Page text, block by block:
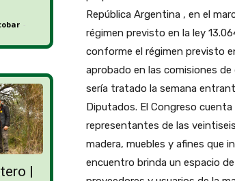
-
|
República Argentina , en el
régimen previsto en la ley
conforme el régimen previsto
aprobado en las comisiones
sería tratado la semana
Diputados. El Congreso
representantes de las
madera, muebles y afines que
encuentro brinda un espacio